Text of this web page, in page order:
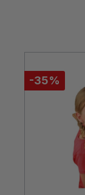
-35%